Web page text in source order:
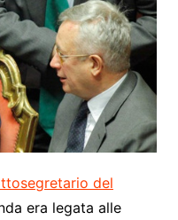
del
era legata alle